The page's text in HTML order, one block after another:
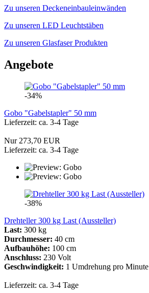
Zu unseren Deckeneinbauleinwänden
Zu unseren LED Leuchtstäben
Zu unseren Glasfaser Produkten
Angebote
-34%
Gobo "Gabelstapler" 50 mm
Lieferzeit: ca. 3-4 Tage
Nur 273,70 EUR
Lieferzeit: ca. 3-4 Tage
-38%
Drehteller 300 kg Last (Aussteller)
Last: 300 kg
​Durchmesser: 40 cm
Aufbauhöhe: 100 cm
Anschluss: 230 Volt
Geschwindigkeit: 1 Umdrehung pro Minute
Lieferzeit: ca. 3-4 Tage